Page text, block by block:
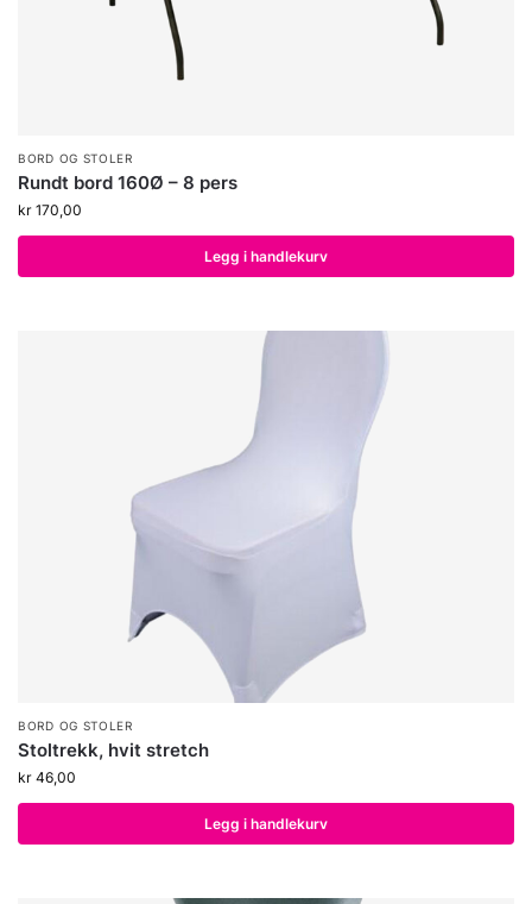
BORD OG STOLER
Rundt bord 160Ø – 8 pers
kr 170,00
Legg i handlekurv
BORD OG STOLER
Stoltrekk, hvit stretch
kr 46,00
Legg i handlekurv